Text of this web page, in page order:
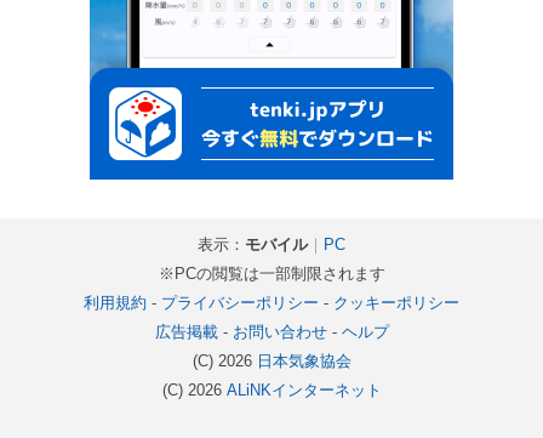
表示： モバイル｜ PC
※PCの閲覧は一部制限されます
利用規約 - プライバシーポリシー - クッキーポリシー
広告掲載- お問い合わせ- ヘルプ
(C) 2026 日本気象協会
(C) 2026 ALiNKインターネット